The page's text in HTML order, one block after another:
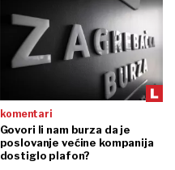
komentari
Govori li nam burza da je
poslovanje većine kompanija
dostiglo plafon?